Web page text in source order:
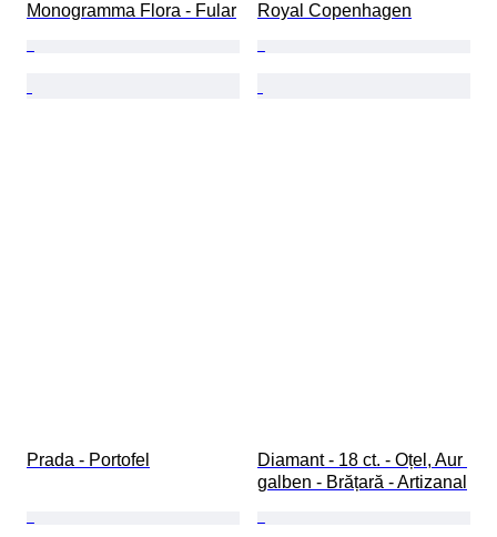
Monogramma Flora - Fular
Royal Copenhagen
Prada - Portofel
Diamant - 18 ct. - Oțel, Aur
galben - Brățară - Artizanal